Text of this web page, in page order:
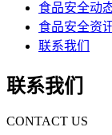
食品安全动
食品安全资
联系我们
联系我们
CONTACT US